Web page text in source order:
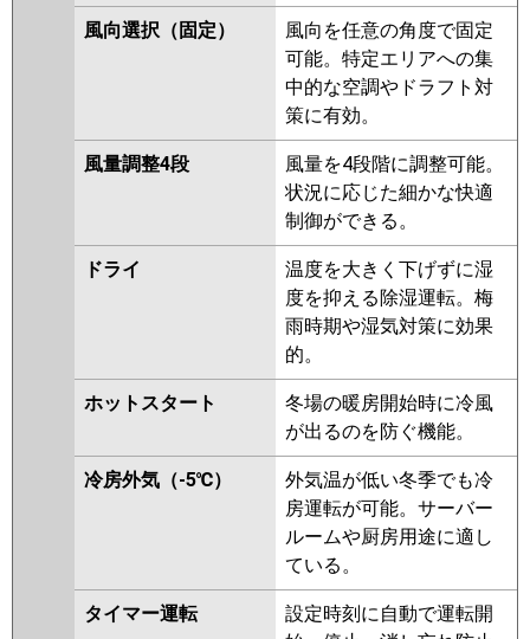
RPV-AP140HNP5 RPV-
AP140HNP5-kobe RPV-
GP140RSHP1
FDFV1405HPA5SB
FDFK1405HP5SA
FDFV1405HPA5SA
FDFK1405HP5S
FDFV1405HPA5S
PA-P140B7KDB PA-P140B7KDNB
PA-P140B7HDNB PA-P140B7HDB
PA-P140B7KD
PA-P140B7HD PA-P140B7HDN
PA-P140B6KDB PA-P140B6KDNB
PA-P140B6CDNB PA-P140B6CDB
PA-P140B6HDB PA-P140B6HDNB
PA-P140B6HDA PA-
P140B6HDN1
風向選択（固定）
風向を任意の角度で固定
可能。特定エリアへの集
中的な空調やドラフト対
策に有効。
風量調整4段
風量を4段階に調整可能。
状況に応じた細かな快適
制御ができる。
ドライ
温度を大きく下げずに湿
度を抑える除湿運転。梅
雨時期や湿気対策に効果
的。
ホットスタート
冬場の暖房開始時に冷風
が出るのを防ぐ機能。
冷房外気（-5℃）
外気温が低い冬季でも冷
房運転が可能。サーバー
ルームや厨房用途に適し
ている。
タイマー運転
設定時刻に自動で運転開